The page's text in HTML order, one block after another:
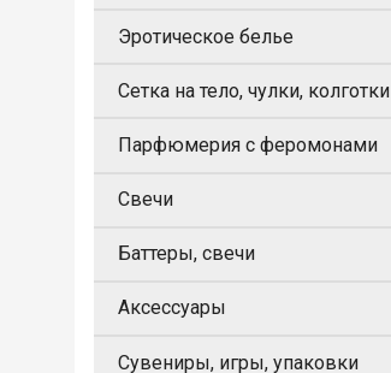
Эротическое белье
Сетка на тело, чулки, колготки
Парфюмерия с феромонами
Свечи
Баттеры, свечи
Аксессуары
Сувениры, игры, упаковки